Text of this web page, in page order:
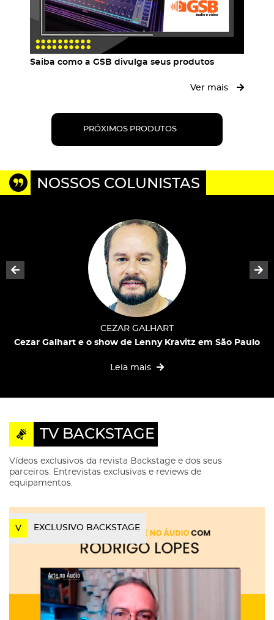
Saiba como a GSB divulga seus produtos
Ver mais
PRÓXIMOS PRODUTOS
NOSSOS COLUNISTAS
CEZAR GALHART
Cezar Galhart e o show de Lenny Kravitz em São Paulo
Leia mais
Prev
TV BACKSTAGE
Vídeos exclusivos da revista Backstage e dos seus
parceiros. Entrevistas exclusivas e reviews de
equipamentos.
V EXCLUSIVO BACKSTAGE